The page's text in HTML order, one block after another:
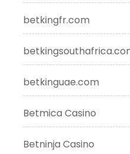
betkingfr.com
betkinguae.com
Betmica Casino
Betninja Casino